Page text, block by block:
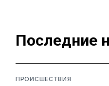
Последние
ПРОИСШЕСТВИЯ